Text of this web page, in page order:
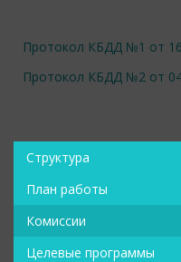
Протокол КБДД №1 от
Протокол КБДД №2 от
Структура
План работы
Комиссии
Целевые программы